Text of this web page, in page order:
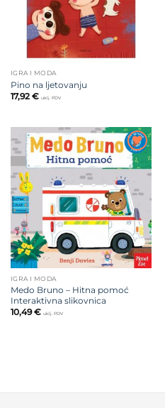
IGRA I MODA
Pino na ljetovanju
17,92 € uklj. PDV
Dodajte
na listu
želja
IGRA I MODA
Medo Bruno – Hitna pomoć
Interaktivna slikovnica
10,49€ uklj. PDV